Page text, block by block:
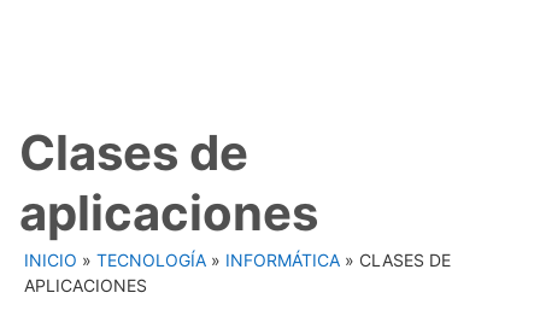
Clases de
aplicaciones
INICIO » TECNOLOGÍA » INFORMÁTICA » CLASES DE
APLICACIONES